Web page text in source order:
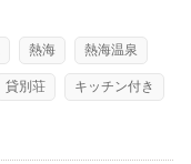
熱海 熱海温泉
貸別荘 キッチン付き